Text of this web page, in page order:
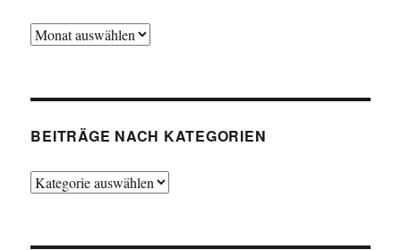
Beiträge
BEITRÄGE NACH KATEGORIEN
Beiträge